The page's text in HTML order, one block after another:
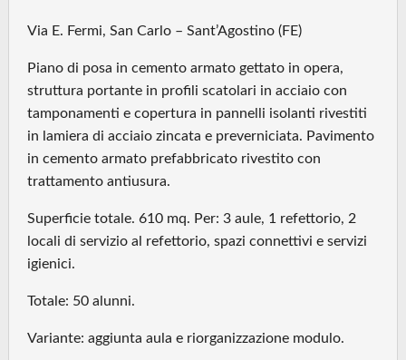
Via E. Fermi, San Carlo – Sant’Agostino (FE)
Piano di posa in cemento armato gettato in opera,
struttura portante in profili scatolari in acciaio con
tamponamenti e copertura in pannelli isolanti rivestiti
in lamiera di acciaio zincata e preverniciata. Pavimento
in cemento armato prefabbricato rivestito con
trattamento antiusura.
Superficie totale. 610 mq. Per: 3 aule, 1 refettorio, 2
locali di servizio al refettorio, spazi connettivi e servizi
igienici.
Totale: 50 alunni.
Variante: aggiunta aula e riorganizzazione modulo.